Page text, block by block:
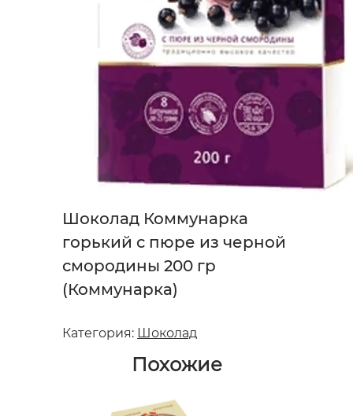
Шоколад Коммунарка
горький с пюре из черной
смородины 200 гр
(Коммунарка)
Категория: Шоколад
Похожие